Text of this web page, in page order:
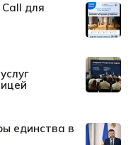
для
единства в